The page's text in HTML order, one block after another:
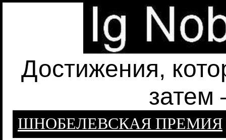
Достижения,
затем
ШНОБЕЛЕВСКАЯ ПРЕМИЯ